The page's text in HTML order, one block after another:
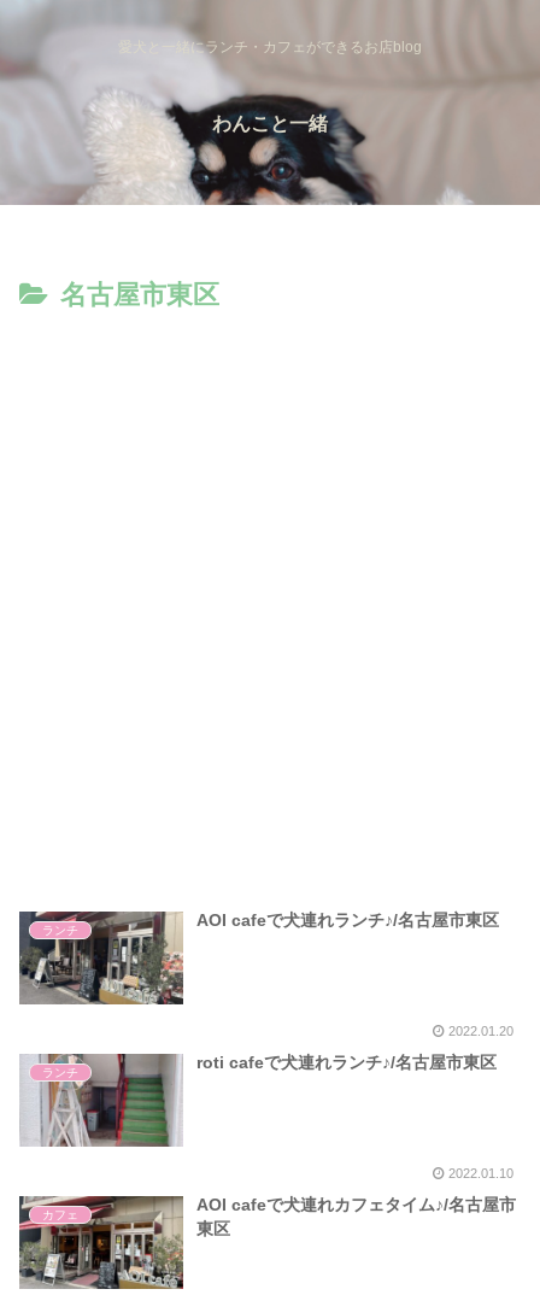
愛犬と一緒にランチ・カフェができるお店blog
わんこと一緒
名古屋市東区
ランチ
AOI cafeで犬連れランチ♪/名古屋市東区
2022.01.20
ランチ
roti cafeで犬連れランチ♪/名古屋市東区
2022.01.10
カフェ
AOI cafeで犬連れカフェタイム♪/名古屋市
東区